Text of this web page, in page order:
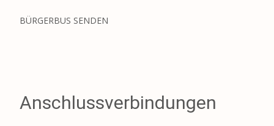
BÜRGERBUS SENDEN
Anschlussverbindungen